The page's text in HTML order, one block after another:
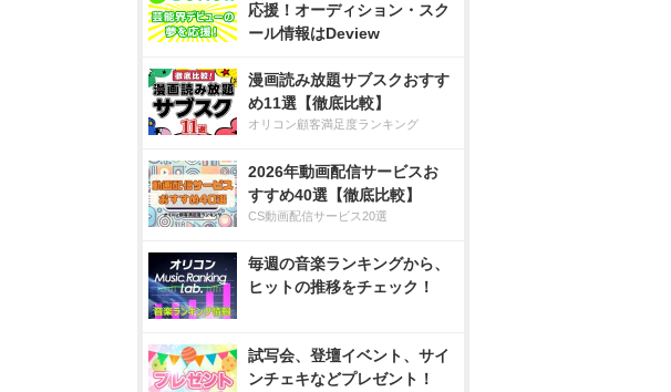
応援！オーディション・スク
ール情報はDeview
漫画読み放題サブスクおすす
め11選【徹底比較】
オリコン顧客満足度ランキング
2026年動画配信サービスお
すすめ40選【徹底比較】
CS動画配信サービス20選
毎週の音楽ランキングから、
ヒットの推移をチェック！
試写会、登壇イベント、サイ
ンチェキなどプレゼント！